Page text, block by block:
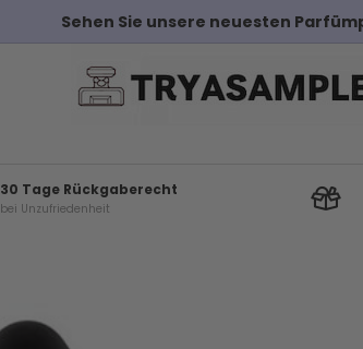
30 Tage Rückgaberecht
bei Unzufriedenheit